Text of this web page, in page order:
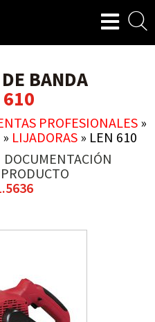
BANDA
610
PROFESIONALES »
» LIJADORAS » LEN 610
DOCUMENTACIÓN